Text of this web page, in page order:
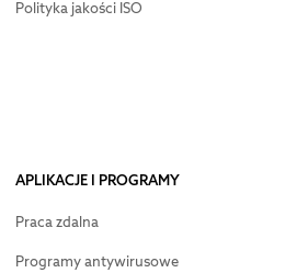
Polityka jakości ISO
APLIKACJE I PROGRAMY
Praca zdalna
Programy antywirusowe